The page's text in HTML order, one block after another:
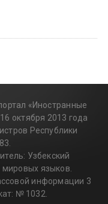
«Иностранные
октября 2013 года
Республики
Узбекский
мировых языков.
информации 3
№ 1032.